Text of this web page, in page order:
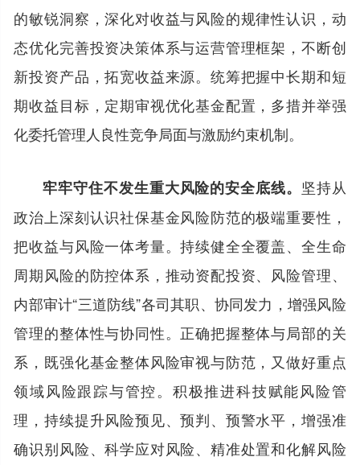
的敏锐洞察，深化对收益与风险的规律性认识，动
态优化完善投资决策体系与运营管理框架，不断创
新投资产品，拓宽收益来源。统筹把握中长期和短
期收益目标，定期审视优化基金配置，多措并举强
化委托管理人良性竞争局面与激励约束机制。
牢牢守住不发生重大风险的安全底线。 坚持从
政治上深刻认识社保基金风险防范的极端重要性，
把收益与风险一体考量。持续健全全覆盖、全生命
周期风险的防控体系，推动资配投资、风险管理、
内部审计“三道防线”各司其职、协同发力，增强风险
管理的整体性与协同性。正确把握整体与局部的关
系，既强化基金整体风险审视与防范，又做好重点
领域风险跟踪与管控。积极推进科技赋能风险管
理，持续提升风险预见、预判、预警水平，增强准
确识别风险、科学应对风险、精准处置和化解风险